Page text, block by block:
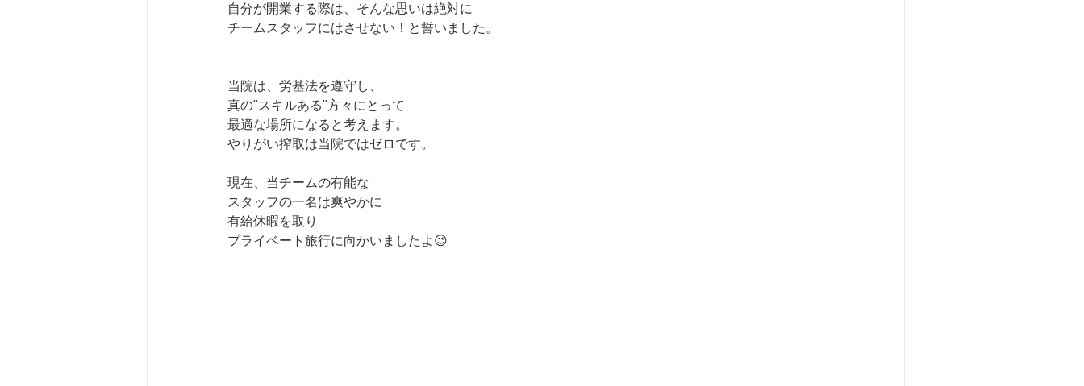
自分が開業する際は、そんな思いは絶対に
チームスタッフにはさせない！と誓いました。
当院は、労基法を遵守し、
真の"スキルある"方々にとって
最適な場所になると考えます。
やりがい搾取は当院ではゼロです。
現在、当チームの有能な
スタッフの一名は爽やかに
有給休暇を取り
プライベート旅行に向かいましたよ😉